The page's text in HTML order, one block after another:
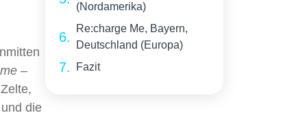
–
die
(Nordamerika)
Re:charge Me, Bayern,
Deutschland (Europa)
Fazit